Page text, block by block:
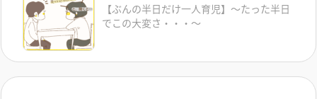
【ぶんの半日だけ一人育児】～たった半日
でこの大変さ・・・～